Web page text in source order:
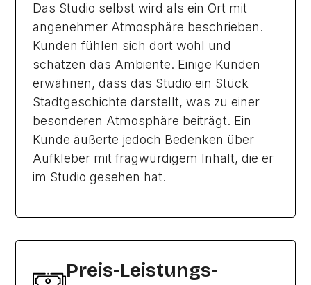
Das Studio selbst wird als ein Ort mit
angenehmer Atmosphäre beschrieben.
Kunden fühlen sich dort wohl und
schätzen das Ambiente. Einige Kunden
erwähnen, dass das Studio ein Stück
Stadtgeschichte darstellt, was zu einer
besonderen Atmosphäre beiträgt. Ein
Kunde äußerte jedoch Bedenken über
Aufkleber mit fragwürdigem Inhalt, die er
im Studio gesehen hat.
Preis-Leistungs-